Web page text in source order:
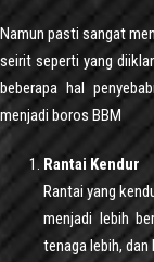
Namun pasti sangat
seirit seperti yang
beberapa hal
menjadi boros BBM
Rantai Kendur
Rantai yang
menjadi lebih
tenaga lebih,